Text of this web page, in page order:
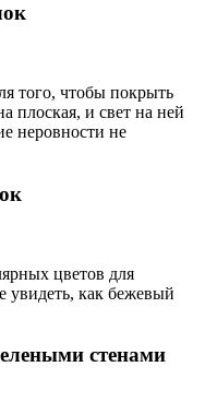
того, чтобы покрыть
плоская, и свет на ней
неровности не
цветов для
увидеть, как бежевый
стенами